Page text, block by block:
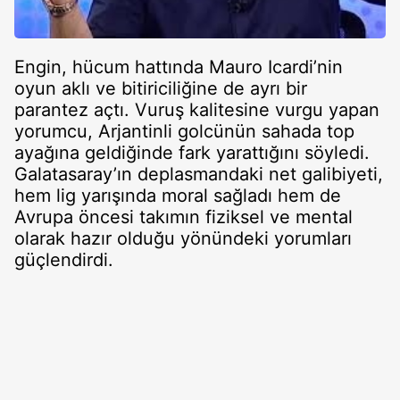
Engin, hücum hattında Mauro Icardi’nin
oyun aklı ve bitiriciliğine de ayrı bir
parantez açtı. Vuruş kalitesine vurgu yapan
yorumcu, Arjantinli golcünün sahada top
ayağına geldiğinde fark yarattığını söyledi.
Galatasaray’ın deplasmandaki net galibiyeti,
hem lig yarışında moral sağladı hem de
Avrupa öncesi takımın fiziksel ve mental
olarak hazır olduğu yönündeki yorumları
güçlendirdi.